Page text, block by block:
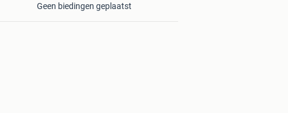
Geen biedingen geplaatst